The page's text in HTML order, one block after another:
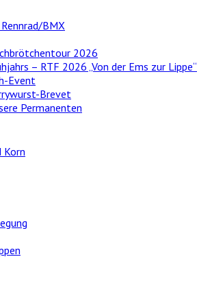
BMX
2026
– RTF 2026 „Von der Ems zur Lippe“
Event
Brevet
Permanenten
Korn